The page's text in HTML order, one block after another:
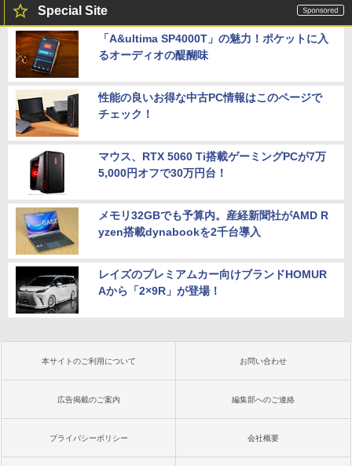
Special Site
「A&ultima SP4000T」の魅力！ポケットに入
るオーディオの醍醐味
性能の良いお得な中古PC情報はこのページで
チェック！
マウス、RTX 5060 Ti搭載ゲーミングPCが7万
5,000円オフで30万円台！
メモリ32GBでも予算内。産経新聞社がAMD R
yzen搭載dynabookを2千台導入
レイズのプレミアムカー向けブランドHOMUR
Aから「2×9R」が登場！
本サイトのご利用について お問い合わせ
広告掲載のご案内 編集部へのご連絡
プライバシーポリシー 会社概要